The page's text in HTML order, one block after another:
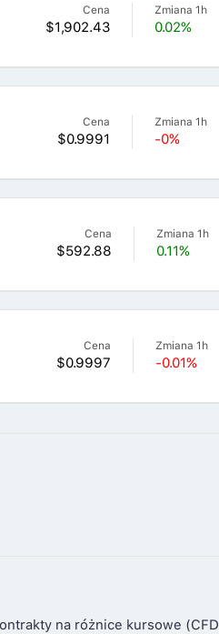
Cena
$1,902.43
Zmiana 1h
0.02%
Cena
$0.9991
Zmiana 1h
-0%
Cena
$592.88
Zmiana 1h
0.11%
Cena
$0.9997
Zmiana 1h
-0.01%
na różnice kursowe